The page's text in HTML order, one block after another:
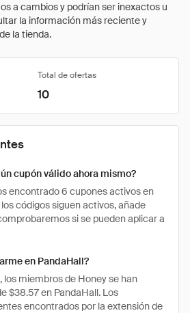
a cambios y podrían ser inexactos u
la información más reciente y
la tienda.
Total de ofertas
10
cupón válido ahora mismo?
encontrado 6 cupones activos en
códigos siguen activos, añade
si se pueden aplicar a
en PandaHall?
los miembros de Honey se han
$38.57 en PandaHall. Los
encontrados por la extensión de